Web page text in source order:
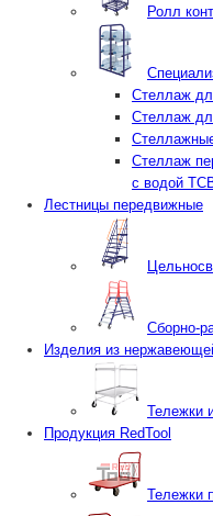
Ролл
Стеллаж
Стеллаж
Стеллаж
с водой
Лестницы передвижные
Сборно-
Изделия из
Тележки
Продукция RedTool
Тележки